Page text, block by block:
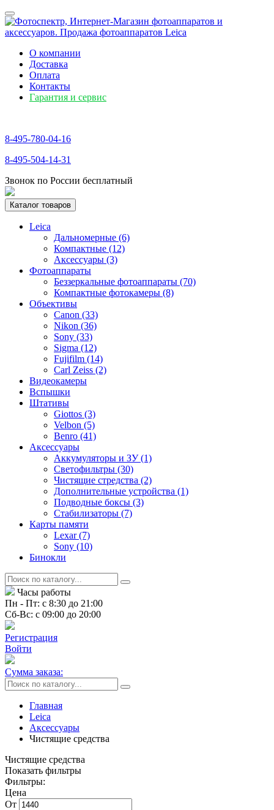
О компании
Доставка
Оплата
Контакты
Гарантия и сервис
8-495-780-04-16
8-495-504-14-31
Звонок по России бесплатный
Каталог товаров
Leica
Дальномерные (6)
Компактные (12)
Аксессуары (3)
Фотоаппараты
Беззеркальные фотоаппараты (70)
Компактные фотокамеры (8)
Объективы
Canon (33)
Nikon (36)
Sony (33)
Sigma (12)
Fujifilm (14)
Carl Zeiss (2)
Видеокамеры
Вспышки
Штативы
Giottos (3)
Velbon (5)
Benro (41)
Аксессуары
Аккумуляторы и ЗУ (1)
Светофильтры (30)
Чистящие стредства (2)
Дополнительные устройства (1)
Подводные боксы (3)
Стабилизаторы (7)
Карты памяти
Lexar (7)
Sony (10)
Бинокли
Часы работы
Пн - Пт: с 8:30 до 21:00
Сб-Вс: с 09:00 до 20:00
Регистрация
Войти
Сумма заказа:
Главная
Leica
Аксессуары
Чистящие средства
Чистящие средства
Показать фильтры
Фильтры:
Цена
От